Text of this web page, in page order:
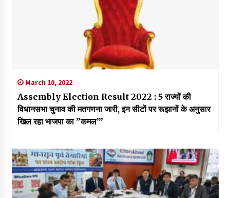
March 10, 2022
Assembly Election Result 2022 : 5 राज्यों की
विधानसभा चुनाव की मतगणना जारी, इन सीटों पर रूझानों के अनुसार
खिल रहा भाजपा का ”कमल”’